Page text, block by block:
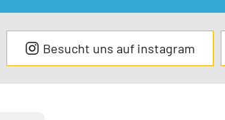
Besucht uns auf instagram